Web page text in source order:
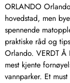
ORLANDO
hovedstad, men
spennende
praktiske råd og
Orlando. VERDT Å
mest kjente
vannparker. Et